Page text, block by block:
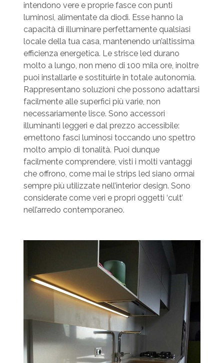
intendono vere e proprie fasce con punti
luminosi, alimentate da diodi. Esse hanno la
capacità di illuminare perfettamente qualsiasi
locale della tua casa, mantenendo un’altissima
efficienza energetica. Le strisce led durano
molto a lungo, non meno di 100 mila ore, inoltre
puoi installarle e sostituirle in totale autonomia.
Rappresentano soluzioni che possono adattarsi
facilmente alle superfici più varie, non
necessariamente lisce. Sono accessori
illuminanti leggeri e dal prezzo accessibile:
emettono fasci luminosi toccando uno spettro
molto ampio di tonalità. Puoi dunque
facilmente comprendere, visti i molti vantaggi
che offrono, come mai le strips led siano ormai
sempre più utilizzate nell’interior design. Sono
considerate come veri e propri oggetti ‘cult’
nell’arredo contemporaneo.